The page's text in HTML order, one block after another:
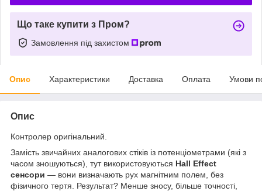
Що таке купити з Пром?
Замовлення під захистом
Опис Характеристики Доставка Оплата Умови
Опис
Контролер оригінальний.
Замість звичайних аналогових стіків із потенціометрами (які з
часом зношуються), тут використовуються Hall Effect
сенсори — вони визначають рух магнітним полем, без
фізичного тертя. Результат? Менше зносу, більше точності,